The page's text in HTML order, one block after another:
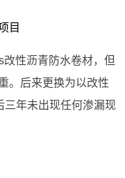
目
性沥青防水卷材，但
。后来更换为以改性
三年未出现任何渗漏现